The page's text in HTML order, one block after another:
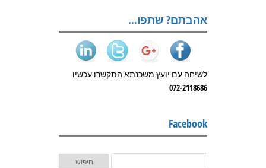
אהבתם? שתפו…
לשיחה עם יועץ משכנתא התקשרו עכשיו
072-2118686
Facebook